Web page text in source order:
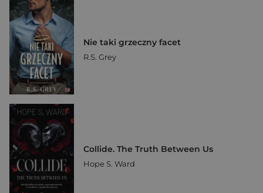
Nie taki grzeczny facet
R.S. Grey
Collide. The Truth Between Us
Hope S. Ward